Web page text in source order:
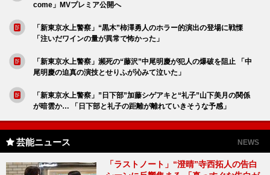
come」MVプレミア公開へ
「新東京水上警察」“黒木”柿澤勇人のホラー的演出の登場に戦慄
「注いだワインの量が異常で怖かった」
「新東京水上警察」瀕死の“藤沢”中尾明慶が犯人の爆破を阻止 「中
尾明慶の迫真の演技とせりふが沁みて泣いた」
「新東京水上警察」”日下部”加藤シゲアキと“礼子”山下美月の関係
が暗雲か… 「日下部と礼子の距離が離れていきそうな予感」
芸能ニュース NEWS
「ラストノート」“澄晴”寺西拓人の告白